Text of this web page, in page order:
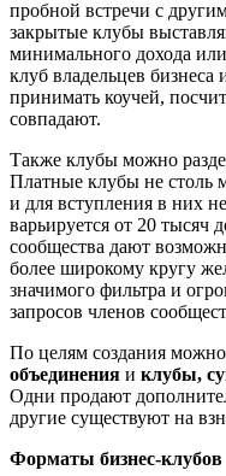
пробной встречи с
закрытые клубы
минимального дохода
клуб владельцев
принимать коучей,
совпадают.
Также клубы можно
Платные клубы не столь
и для вступления в них
варьируется от 20 тысяч
сообщества дают
более широкому кругу
значимого фильтра и
запросов членов
По целям создания
объединения и клубы,
Одни продают
другие существуют на
Форматы бизнес-клубов